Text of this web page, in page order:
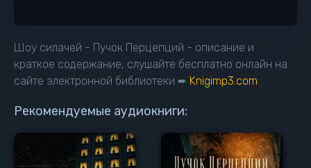
Шоу силачей - Пучок Перцепций - описание и
краткое содержание, слушайте бесплатно онлайн на
сайте электронной библиотеки ➨ Knigimp3.com
Рекомендуемые аудиокниги: